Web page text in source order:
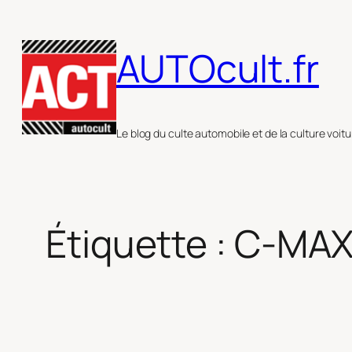
au
contenu
AUTOcult.fr
Le blog du culte automobile et de la culture
Étiquette : C-